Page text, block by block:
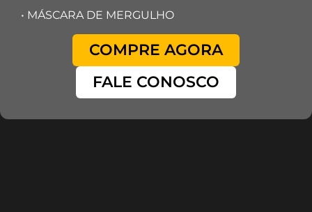
• MÁSCARA DE MERGULHO
COMPRE AGORA
FALE CONOSCO